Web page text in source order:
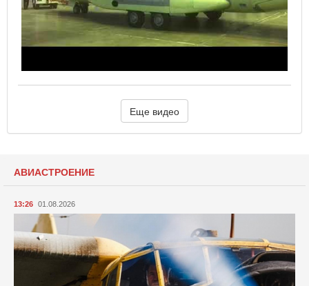
Еще видео
АВИАСТРОЕНИЕ
13:26 01.08.2026